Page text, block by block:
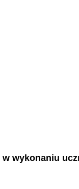
wykonaniu